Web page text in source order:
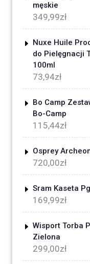
męskie
349,99zł
Nuxe Huile
do Pielęgnacji
100ml
73,94zł
Bo Camp
Bo-Camp
115,44zł
Osprey
720,00zł
Sram Kaseta
169,99zł
Wisport Torba
Zielona
299,00zł